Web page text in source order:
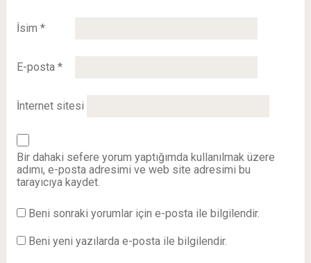
İsim *
E-posta *
İnternet sitesi
Bir dahaki sefere yorum yaptığımda kullanılmak üzere
adımı, e-posta adresimi ve web site adresimi bu
tarayıcıya kaydet.
Beni sonraki yorumlar için e-posta ile bilgilendir.
Beni yeni yazılarda e-posta ile bilgilendir.